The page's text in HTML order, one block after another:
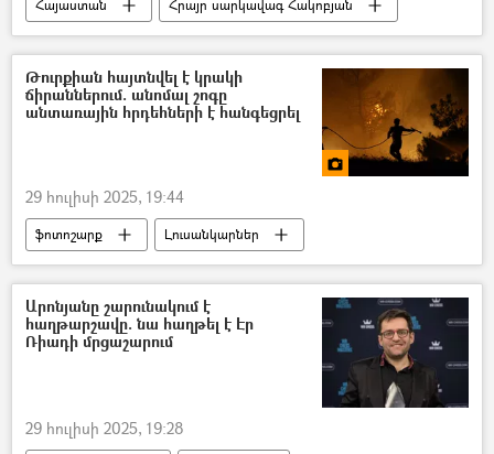
Հայաստան
Հրայր սարկավագ Հակոբյան
Դատարան
Թուրքիան հայտնվել է կրակի
ճիրաններում. անոմալ շոգը
անտառային հրդեհների է հանգեցրել
29 հուլիսի 2025, 19:44
ֆոտոշարք
Լուսանկարներ
Լուսանկար
Թուրքիա
հրդեհ
Անտառ
Արոնյանը շարունակում է
հաղթարշավը. նա հաղթել է Էր
Ռիադի մրցաշարում
29 հուլիսի 2025, 19:28